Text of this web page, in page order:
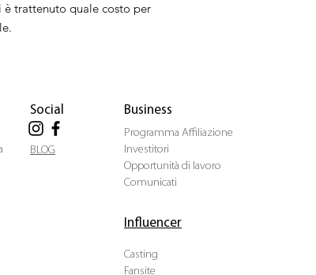
trattenuto quale costo per
Social
BLOG
Business
Programma Affiliazione
Investitori
Opportunità di lavoro
Comunicati
Influencer
Casting
Fansite